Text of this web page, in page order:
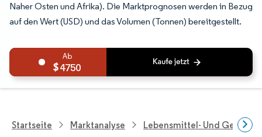
Naher Osten und Afrika). Die Marktprognosen werden in Bezug
auf den Wert (USD) und das Volumen (Tonnen) bereitgestellt.
4750
Startseite Marktanalyse Lebensmittel- Und